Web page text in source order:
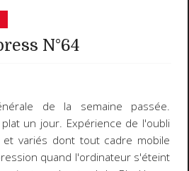
N°64
de la semaine passée.
un jour. Expérience de l'oubli
variés dont tout cadre mobile
quand l'ordinateur s'éteint